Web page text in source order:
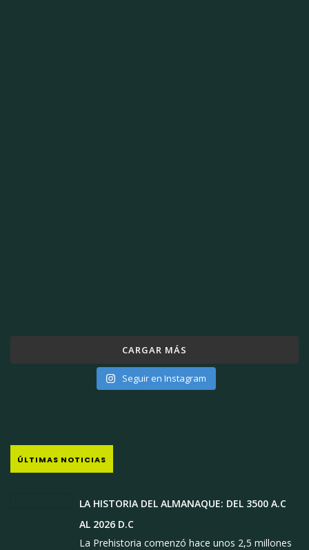
CARGAR MÁS
Seguir en Instagram
ÚLTIMAS NOTICIAS
LA HISTORIA DEL ALMANAQUE: DEL 3500 A.C
AL 2026 D.C
La Prehistoria comenzó hace unos 2,5 millones